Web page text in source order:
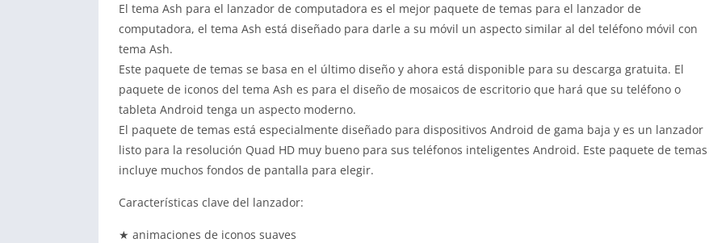
El tema Ash para el lanzador de computadora es el mejor paquete de temas para el lanzador de
computadora, el tema Ash está diseñado para darle a su móvil un aspecto similar al del teléfono móvil con
tema Ash.
Este paquete de temas se basa en el último diseño y ahora está disponible para su descarga gratuita. El
paquete de iconos del tema Ash es para el diseño de mosaicos de escritorio que hará que su teléfono o
tableta Android tenga un aspecto moderno.
El paquete de temas está especialmente diseñado para dispositivos Android de gama baja y es un lanzador
listo para la resolución Quad HD muy bueno para sus teléfonos inteligentes Android. Este paquete de temas
incluye muchos fondos de pantalla para elegir.
Características clave del lanzador:
★ animaciones de iconos suaves